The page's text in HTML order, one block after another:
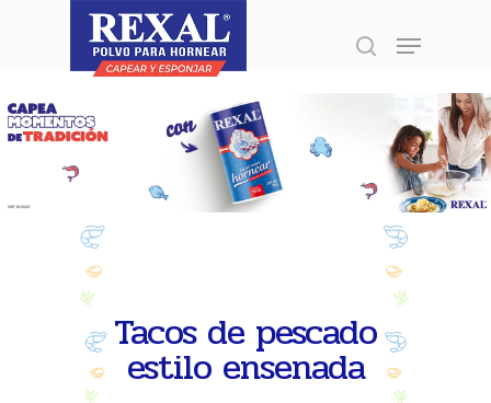
Presione enter para buscar o ESC para
cerrar
Tacos de pescado
estilo ensenada